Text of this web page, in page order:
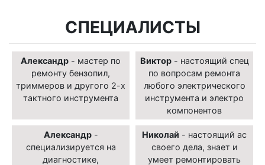
СПЕЦИАЛИСТЫ
Александр - мастер по
ремонту бензопил,
триммеров и другого 2-х
тактного инструмента
Виктор- настоящий спец
по вопросам ремонта
любого электрического
инструмента и электро
компонентов
Александр-
специализируется на
диагностике,
Николай - настоящий ас
своего дела, знает и
умеет ремонтировать